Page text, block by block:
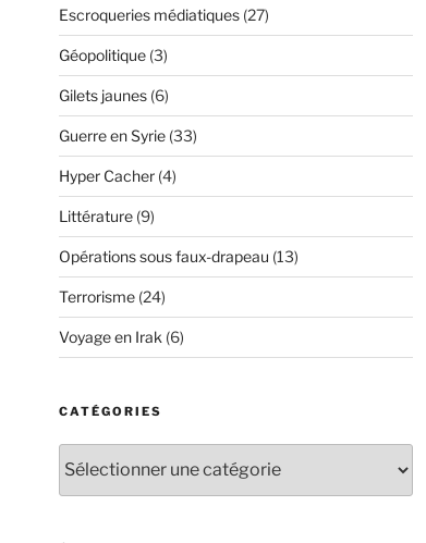
Escroqueries médiatiques(27)
Géopolitique(3)
Gilets jaunes(6)
Guerre en Syrie(33)
Hyper Cacher(4)
Littérature(9)
Opérations sous faux-drapeau (13)
Terrorisme(24)
Voyage en Irak (6)
CATÉGORIES